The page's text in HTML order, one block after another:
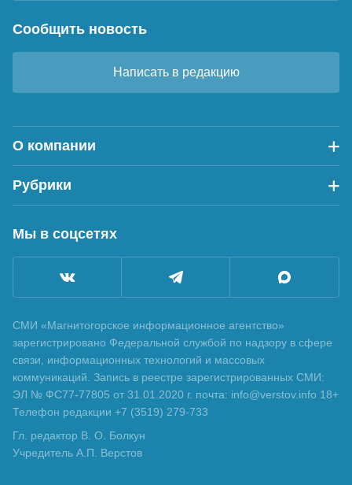
Сообщить новость
Написать в редакцию
О компании
Рубрики
Мы в соцсетях
СМИ «Магнитогорское информационное агентство»
зарегистрировано Федеральной службой по надзору в сфере
связи, информационных технологий и массовых
коммуникаций. Запись в реестре зарегистрированных СМИ:
ЭЛ № ФС77-77805 от 31.01.2020 г. почта: info@verstov.info 18+
Телефон редакции +7 (3519) 279-733
Гл. редактор В. О. Болкун
Учредитель А.П. Верстов